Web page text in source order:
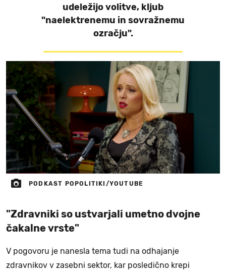
udeležijo volitve, kljub
"naelektrenemu in sovražnemu
ozračju".
PODKAST POPOLITIKI/YOUTUBE
"Zdravniki so ustvarjali umetno dvojne
čakalne vrste"
V pogovoru je nanesla tema tudi na odhajanje
zdravnikov v zasebni sektor, kar posledično krepi